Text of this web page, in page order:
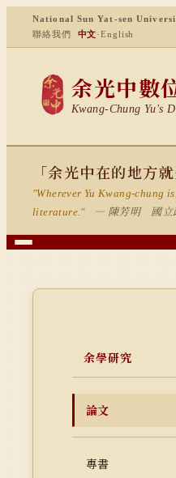
National Sun Yat-sen
聯絡我們
中文·English
余光中數
Kwang-Chung Yu's
「余光中在的地方
"Wherever Yu Kwang-chung
literature."
— 陳芳明 國立
余學研究
論文
專書